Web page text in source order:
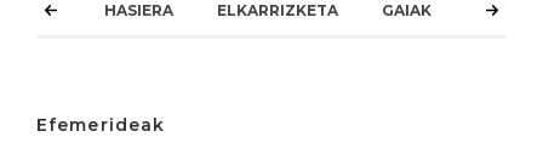
HASIERA ELKARRIZKETA GAIAK
Efemerideak